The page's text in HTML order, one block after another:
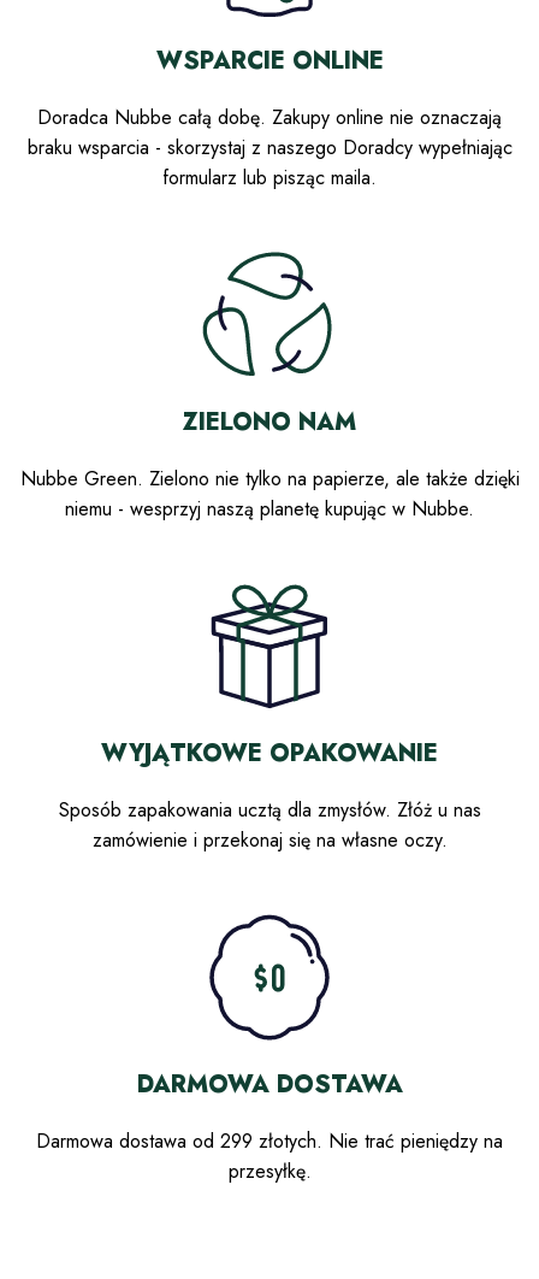
WSPARCIE ONLINE
Doradca Nubbe całą dobę. Zakupy online nie oznaczają
braku wsparcia - skorzystaj z naszego Doradcy wypełniając
formularz lub pisząc maila.
ZIELONO NAM
Nubbe Green. Zielono nie tylko na papierze, ale także dzięki
niemu - wesprzyj naszą planetę kupując w Nubbe.
WYJĄTKOWE OPAKOWANIE
Sposób zapakowania ucztą dla zmysłów. Złóż u nas
zamówienie i przekonaj się na własne oczy.
DARMOWA DOSTAWA
Darmowa dostawa od 299 złotych. Nie trać pieniędzy na
przesyłkę.